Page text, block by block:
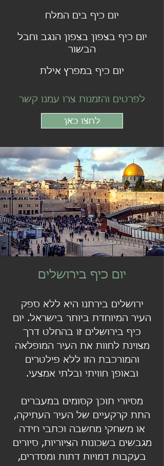
יום כיף בים המלח
יום כיף בצפון בצפון הנגב וחבל
הבשור
יום כיף במפרץ אילת
לפרטים והזמנות צרו עמנו קשר
לחצו כאן
יום כיף בירושלים
ירושלים בירתנו היא ללא ספק
העיר המיוחדת ביותר בישראל. יום
כיף בירושלים זו בהחלט דרך
מצוינת לחוות את העיר המופלאה
והמורכבת הזו ללא פילטרים
ובאופן חוויתי ובלתי אמצעי.
מסיורי תוכן קסומים במעברים
התת קרקעיים של העיר העתיקה,
או משחקי מחשבה וכתבי חידה
מגבשים בשכונות הציוריות, סיורים
בעקבות דמויות דתות ומסדרים,